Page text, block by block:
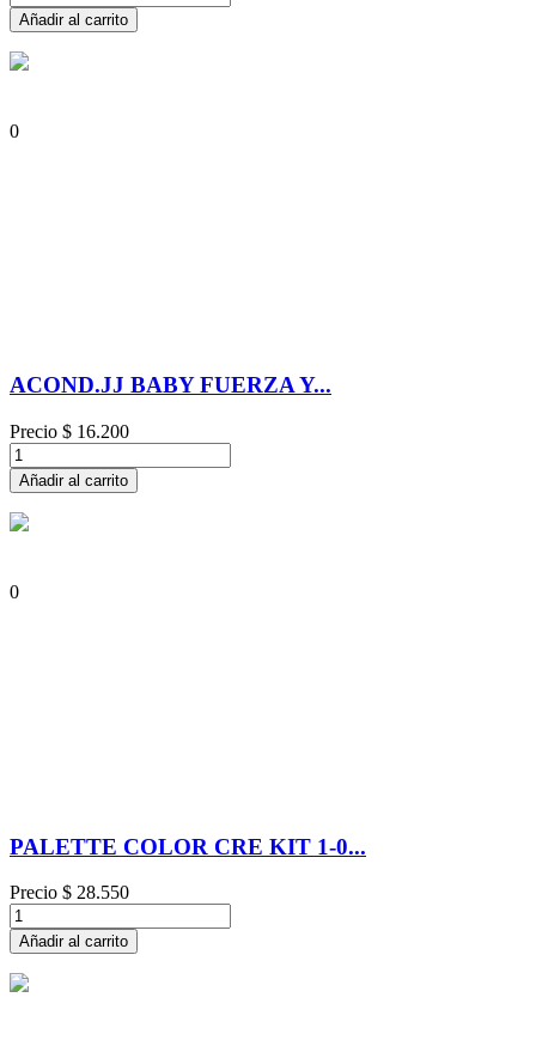
Añadir al carrito
0
ACOND.JJ BABY FUERZA Y...
Precio $ 16.200
Añadir al carrito
0
PALETTE COLOR CRE KIT 1-0...
Precio $ 28.550
Añadir al carrito